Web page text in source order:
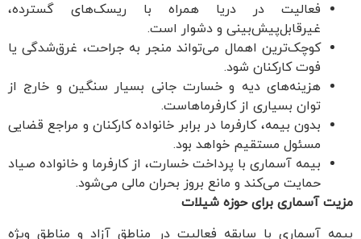
فعالیت در دریا همراه با ریسک‌های گسترده،
غیرقابل‌پیش‌بینی و دشوار است.
کوچک‌ترین اهمال می‌تواند منجر به جراحت، غرق‌شدگی یا
فوت کارکنان شود.
هزینه‌های دیه و خسارت جانی بسیار سنگین و خارج از
توان بسیاری از کارفرماهاست.
بدون بیمه، کارفرما در برابر خانواده کارکنان و مراجع قضایی
مسئول مستقیم خواهد بود.
بیمه آسماری با پرداخت خسارت، از کارفرما و خانواده صیاد
حمایت می‌کند و مانع بروز بحران مالی می‌شود.
مزیت آسماری برای حوزه شیلات
بیمه آسماری با سابقه فعالیت در مناطق آزاد و مناطق ویژه